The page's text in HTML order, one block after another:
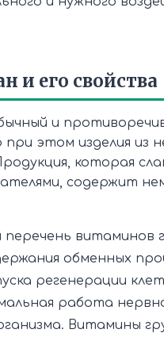
и его свойства
и
при этом изделия из
которая
содержит
перечень витаминов
обменных
регенерации
работа
Витамины